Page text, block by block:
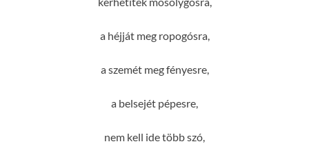
a héjját meg ropogósra,
a szemét meg fényesre,
a belsejét pépesre,
nem kell ide több szó,